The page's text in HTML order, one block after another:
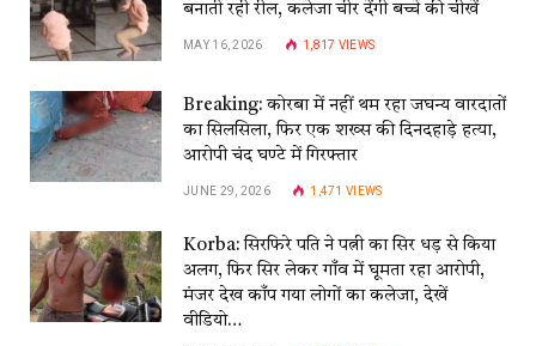
बनाती रही रील, कलेजा चीर देंगी बच्चे की चीखें
MAY 16, 2026 1,817 VIEWS
Breaking: कोरबा में नहीं थम रहा जघन्य वारदातों
का सिलसिला, फिर एक शख्स की दिनदहाड़े हत्या,
आरोपी चंद घण्टे में गिरफ्तार
JUNE 29, 2026 1,471VIEWS
Korba: सिरफिरे पति ने पत्नी का सिर धड़ से किया
अलग, फिर सिर लेकर गाँव में घूमता रहा आरोपी,
मंजर देख काँप गया लोगों का कलेजा, देखें
वीडियो…